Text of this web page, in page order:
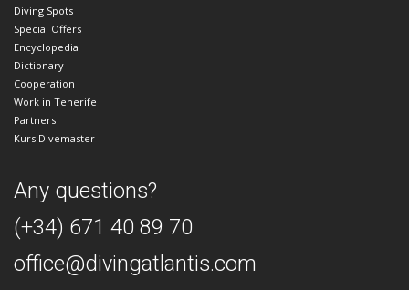
Diving Spots
Special Offers
Encyclopedia
Dictionary
Cooperation
Work in Tenerife
Partners
Kurs Divemaster
Any questions?
(+34) 671 40 89 70
office@divingatlantis.com